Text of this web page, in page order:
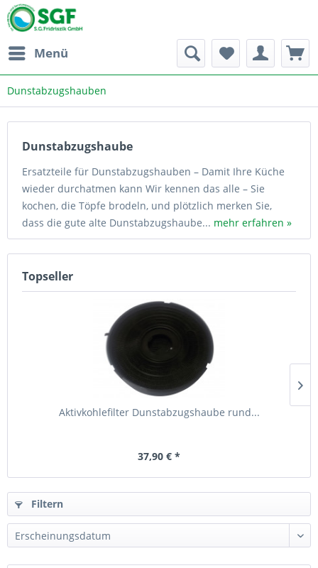
Menü
Dunstabzugshauben
Dunstabzugshaube
Ersatzteile für Dunstabzugshauben – Damit Ihre Küche
wieder durchatmen kann Wir kennen das alle – Sie
kochen, die Töpfe brodeln, und plötzlich merken Sie,
dass die gute alte Dunstabzugshaube... mehr erfahren »
Topseller
Aktivkohlefilter Dunstabzugshaube rund...
37,90 € *
Filtern